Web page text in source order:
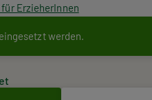
ErzieherInnen
werden.